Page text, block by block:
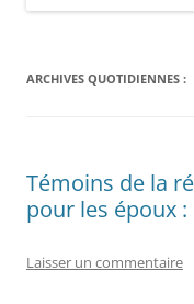
ARCHIVES QUOTIDIENNES :
Témoins de la
pour les époux :
Laisser un commentaire